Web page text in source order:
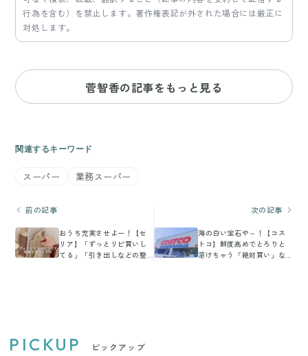
行為を含む）を禁止します。著作権表記が外された場合には厳正に
対処します。
菅智香の記事をもっと見る
関連するキーワード
スーパー 業務スーパー
前の記事
おうち充実させよー！【セ
リア】「ずっとリピ買いし
てる」「引き出しなどの整
次の記事
海の白い宝石や～！【コス
トコ】鮮度高めでとろりと
溶けちゃう「絶対買い」な
PICKUP ピックアップ